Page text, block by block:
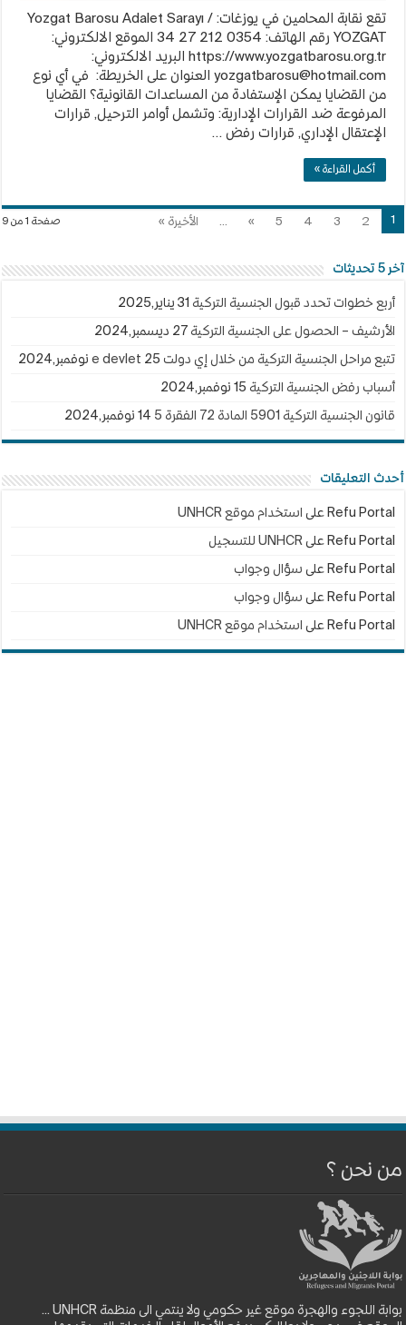
تقع نقابة المحامين في يوزغات: Yozgat Barosu Adalet Sarayı /
YOZGAT رقم الهاتف: 0354 212 27 34 الموقع الالكتروني:
https://www.yozgatbarosu.org.tr البريد الالكتروني:
yozgatbarosu@hotmail.com العنوان على الخريطة: في أي نوع
من القضايا يمكن الإستفادة من المساعدات القانونية؟ القضايا
المرفوعة ضد القرارات الإدارية: وتشمل أوامر الترحيل, قرارات
الإعتقال الإداري, قرارات رفض …
أكمل القراءة »
صفحة 1 من 9 1
2
3
4
5
»
... الأخيرة »
آخر 5 تحديثات
أربع خطوات تحدد قبول الجنسية التركية 31 يناير,2025
الأرشيف – الحصول على الجنسية التركية 27 ديسمبر,2024
تتبع مراحل الجنسية التركية من خلال إي دولت e devlet 25 نوفمبر,2024
أسباب رفض الجنسية التركية 15 نوفمبر,2024
قانون الجنسية التركية 5901 المادة 72 الفقرة 5 14 نوفمبر,2024
أحدث التعليقات
Refu Portal على استخدام موقع UNHCR
Refu Portal علىUNHCR للتسجيل
Refu Portal على سؤال وجواب
Refu Portal على سؤال وجواب
Refu Portal على استخدام موقع UNHCR
من نحن ؟
بوابة اللجوء والهجرة موقع غير حكومي ولا ينتمي الى منظمة UNHCR ...